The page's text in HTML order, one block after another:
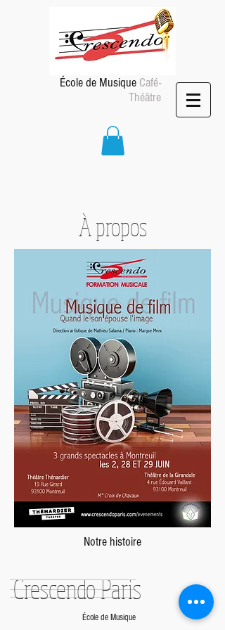
École de Musique Café-
Théâtre
À propos
Notre histoire
Crescendo Paris
École de Musique